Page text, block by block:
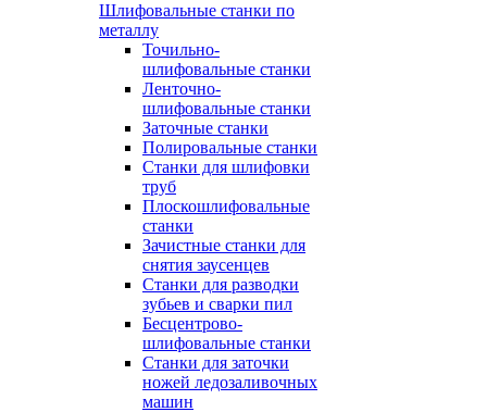
Шлифовальные станки по
металлу
Точильно-
шлифовальные станки
Ленточно-
шлифовальные станки
Заточные станки
Полировальные станки
Станки для шлифовки
труб
Плоскошлифовальные
станки
Зачистные станки для
снятия заусенцев
Станки для разводки
зубьев и сварки пил
Бесцентрово-
шлифовальные станки
Станки для заточки
ножей ледозаливочных
машин